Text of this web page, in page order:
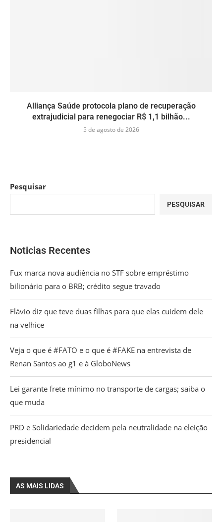
Alliança Saúde protocola plano de recuperação
extrajudicial para renegociar R$ 1,1 bilhão...
5 de agosto de 2026
Pesquisar
PESQUISAR
Noticias Recentes
Fux marca nova audiência no STF sobre empréstimo
bilionário para o BRB; crédito segue travado
Flávio diz que teve duas filhas para que elas cuidem dele
na velhice
Veja o que é #FATO e o que é #FAKE na entrevista de
Renan Santos ao g1 e à GloboNews
Lei garante frete mínimo no transporte de cargas; saiba o
que muda
PRD e Solidariedade decidem pela neutralidade na eleição
presidencial
AS MAIS LIDAS